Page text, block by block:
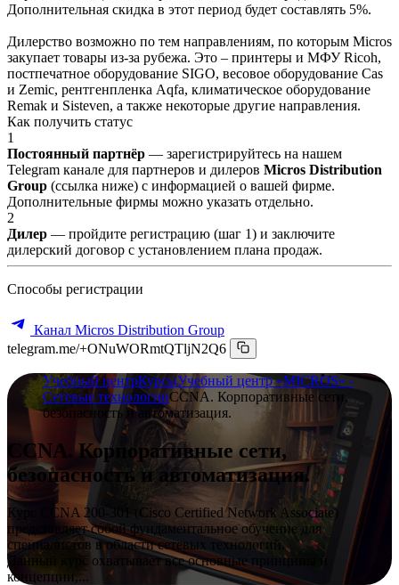
Дополнительная скидка в этот период будет составлять 5%.
Дилерство возможно по тем направлениям, по которым Micros
закупает товары из-за рубежа. Это – принтеры и МФУ Ricoh,
постпечатное оборудование SIGO, весовое оборудование Cas
и Zemic, рентгенпленка Aqfa, климатическое оборудование
Remak и Sisteven, а также некоторые другие направления.
Как получить статус
1
Постоянный партнёр — зарегистрируйтесь на нашем
Telegram канале для партнеров и дилеров Micros Distribution
Group (ссылка ниже) с информацией о вашей фирме.
Дополнительные фирмы можно указать отдельно.
2
Дилер — пройдите регистрацию (шаг 1) и заключите
дилерский договор с установлением плана продаж.
Способы регистрации
Канал Micros Distribution Group
telegram.me/+ONuWORmtQTljN2Q6
Учебный центрКурсыУчебный центр «MICROS» -
Сетевые технологииCCNA. Корпоративные сети,
безопасность и автоматизация.
CCNA. Корпоративные сети,
безопасность и автоматизация.
Курс CCNA 200-301 (Cisco Certified Network Associate)
представляет собой фундаментальное обучение для
специалистов в области сетевых технологий.
Данный курс охватывает все основные принципы и
концепции,...